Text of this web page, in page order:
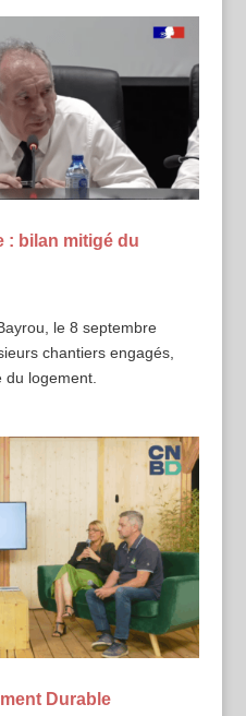
: bilan mitigé du
le 8 septembre
chantiers engagés,
logement.
Durable